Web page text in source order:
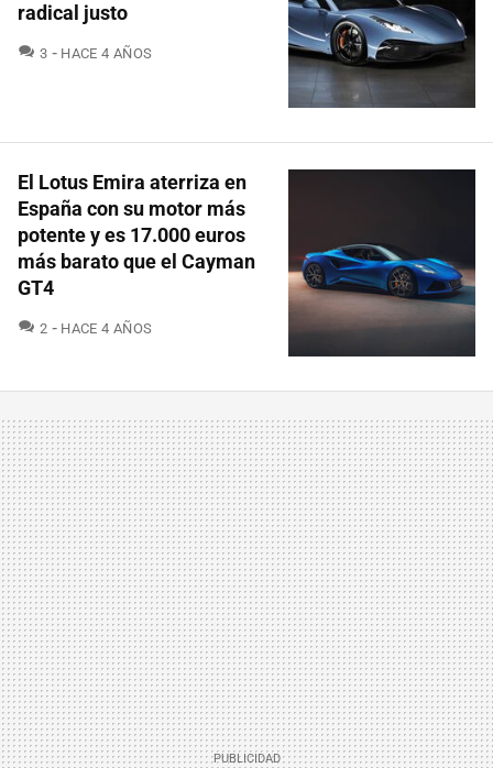
radical justo
3 COMENTARIOS
HACE 4 AÑOS
El Lotus Emira aterriza en
España con su motor más
potente y es 17.000 euros
más barato que el Cayman
GT4
2 COMENTARIOS
HACE 4 AÑOS